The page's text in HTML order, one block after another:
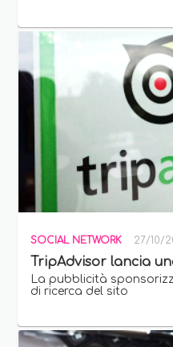
SOCIAL NETWORK 27/10/
TripAdvisor lancia
La pubblicità
di ricerca del sito